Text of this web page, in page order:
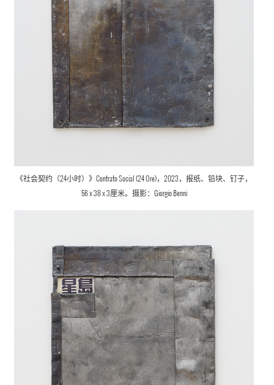
《社会契约（24小时）》Contrato Social (24 Ore)，2023，报纸、铅块、钉子，
56 x 38 x 3厘米。摄影：Giorgio Benni